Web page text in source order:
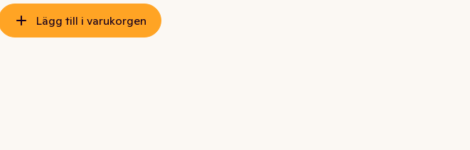
Lägg till i varukorgen